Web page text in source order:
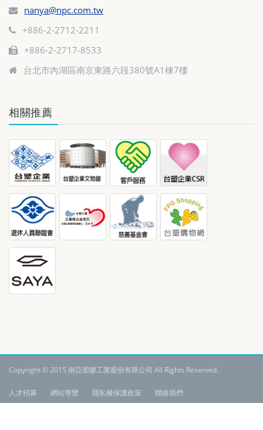
nanya@npc.com.tw
+886-2-2712-2211
+886-2-2717-8533
台北市內湖區南京東路六段380號A1棟7樓
相關推薦
Copyright © 2015 南亞塑膠工業股份有限公司 All Rights Reserved.
人才招募 網站導覽 隱私權保護政策
聯絡我們